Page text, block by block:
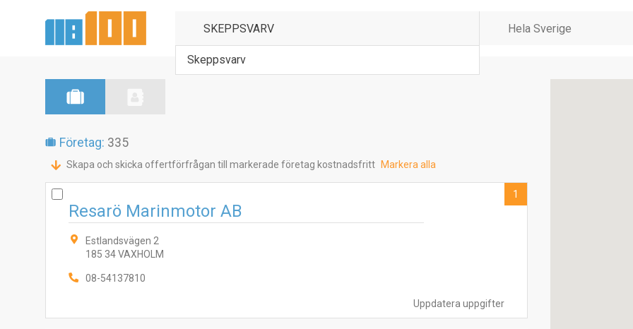
Skeppsvarv
Företag: 335
Skapa och skicka offertförfrågan till markerade företag kostnadsfritt Markera alla
Uppdatera uppgifter
Resarö Marinmotor AB
Estlandsvägen 2
185 34 VAXHOLM
08-54137810
1